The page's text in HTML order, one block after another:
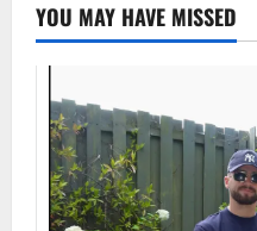
YOU MAY HAVE MISSED